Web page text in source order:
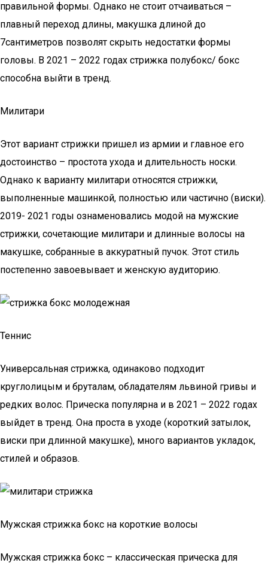
правильной формы. Однако не стоит отчаиваться –
плавный переход длины, макушка длиной до
7сантиметров позволят скрыть недостатки формы
головы. В 2021 – 2022 годах стрижка полубокс/ бокс
способна выйти в тренд.
Милитари
Этот вариант стрижки пришел из армии и главное его
достоинство – простота ухода и длительность носки.
Однако к варианту милитари относятся стрижки,
выполненные машинкой, полностью или частично (виски).
2019- 2021 годы ознаменовались модой на мужские
стрижки, сочетающие милитари и длинные волосы на
макушке, собранные в аккуратный пучок. Этот стиль
постепенно завоевывает и женскую аудиторию.
Теннис
Универсальная стрижка, одинаково подходит
круглолицым и бруталам, обладателям львиной гривы и
редких волос. Прическа популярна и в 2021 – 2022 годах
выйдет в тренд. Она проста в уходе (короткий затылок,
виски при длинной макушке), много вариантов укладок,
стилей и образов.
Мужская стрижка бокс на короткие волосы
Мужская стрижка бокс – классическая прическа для